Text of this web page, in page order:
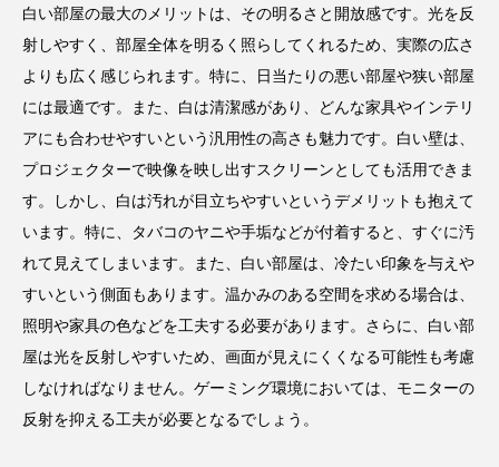
白い部屋の最大のメリットは、その明るさと開放感です。光を反
射しやすく、部屋全体を明るく照らしてくれるため、実際の広さ
よりも広く感じられます。特に、日当たりの悪い部屋や狭い部屋
には最適です。また、白は清潔感があり、どんな家具やインテリ
アにも合わせやすいという汎用性の高さも魅力です。白い壁は、
プロジェクターで映像を映し出すスクリーンとしても活用できま
す。しかし、白は汚れが目立ちやすいというデメリットも抱えて
います。特に、タバコのヤニや手垢などが付着すると、すぐに汚
れて見えてしまいます。また、白い部屋は、冷たい印象を与えや
すいという側面もあります。温かみのある空間を求める場合は、
照明や家具の色などを工夫する必要があります。さらに、白い部
屋は光を反射しやすいため、画面が見えにくくなる可能性も考慮
しなければなりません。ゲーミング環境においては、モニターの
反射を抑える工夫が必要となるでしょう。